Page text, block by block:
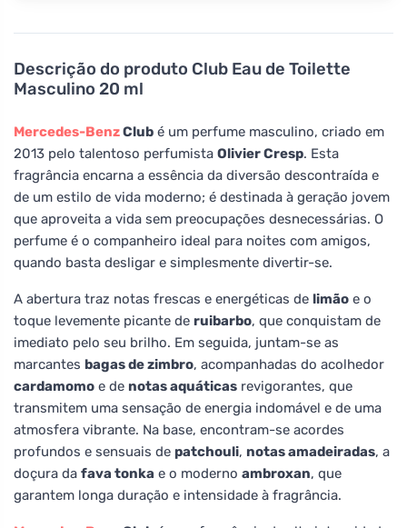
Descrição do produto Club Eau de Toilette
Masculino 20 ml
Mercedes-BenzClub é um perfume masculino, criado em
2013 pelo talentoso perfumista Olivier Cresp. Esta
fragrância encarna a essência da diversão descontraída e
de um estilo de vida moderno; é destinada à geração jovem
que aproveita a vida sem preocupações desnecessárias. O
perfume é o companheiro ideal para noites com amigos,
quando basta desligar e simplesmente divertir-se.
A abertura traz notas frescas e energéticas de limão e o
toque levemente picante de ruibarbo, que conquistam de
imediato pelo seu brilho. Em seguida, juntam-se as
marcantes bagas de zimbro, acompanhadas do acolhedor
cardamomo e de notas aquáticas revigorantes, que
transmitem uma sensação de energia indomável e de uma
atmosfera vibrante. Na base, encontram-se acordes
profundos e sensuais de patchouli, notas amadeiradas, a
doçura da fava tonka e o moderno ambroxan, que
garantem longa duração e intensidade à fragrância.